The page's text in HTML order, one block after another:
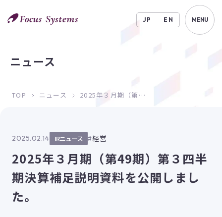
JP EN MENU
ニュース
TOP ニュース 2025年３月期（第49期）第３四半期決算補足説明資料を公開しました。
2025.02.14 IRニュース 経営
2025年３月期（第49期）第３四半
期決算補足説明資料を公開しまし
た。